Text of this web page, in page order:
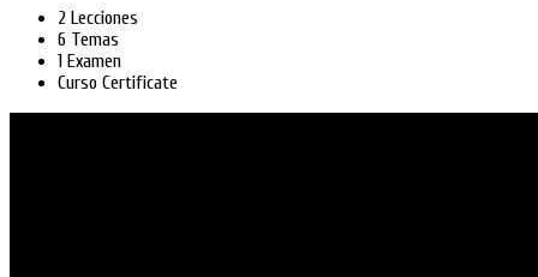
2 Lecciones
6 Temas
1 Examen
Curso Certificate